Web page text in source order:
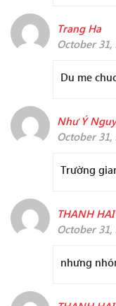
Trang Ha
October 31,
Du me
Như Ý
October 31,
Trường
THANH
October 31,
nhưng